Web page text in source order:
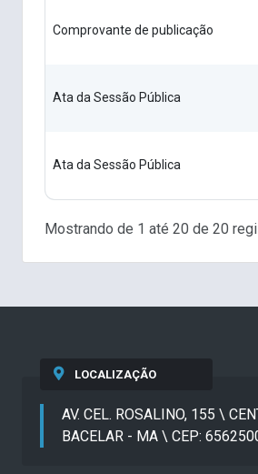
Comprovante de publicação
Ata da Sessão Pública
Ata da Sessão Pública
Mostrando de 1 até 20 de 20
LOCALIZAÇÃO
AV. CEL. ROSALINO, 155 \
BACELAR - MA \ CEP: